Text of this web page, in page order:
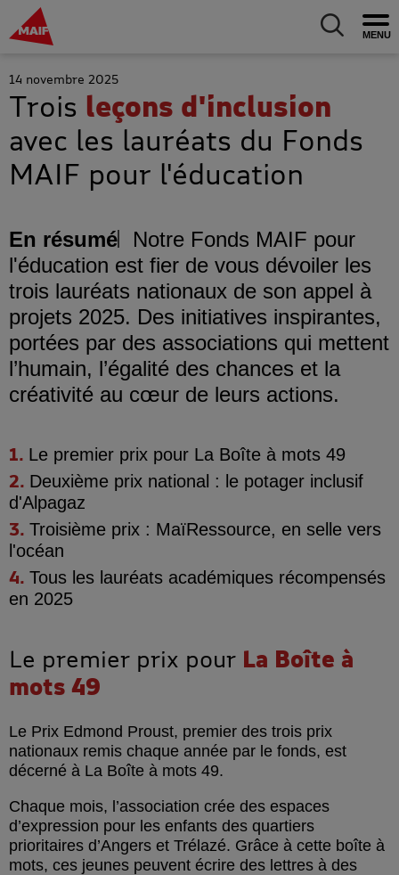
MAIF Entreprise - Allez à l'accueil Allez au
14 novembre 2025
Trois leçons d'inclusion
avec les lauréats du Fonds
MAIF pour l'éducation
En résumé
Notre Fonds MAIF pour
l'éducation est fier de vous dévoiler les
trois lauréats nationaux de son appel à
projets 2025. Des initiatives inspirantes,
portées par des associations qui mettent
l’humain, l’égalité des chances et la
créativité au cœur de leurs actions.
Le premier prix pour La Boîte à mots 49
Deuxième prix national : le potager inclusif
d'Alpagaz
Troisième prix : MaïRessource, en selle vers
l'océan
Tous les lauréats académiques récompensés
en 2025
Le premier prix pour La Boîte à
mots 49
Le Prix Edmond Proust, premier des trois prix
nationaux remis chaque année par le fonds, est
décerné à La Boîte à mots 49.
Chaque mois, l’association crée des espaces
d’expression pour les enfants des quartiers
prioritaires d’Angers et Trélazé. Grâce à cette boîte à
mots, ces jeunes peuvent écrire des lettres à des